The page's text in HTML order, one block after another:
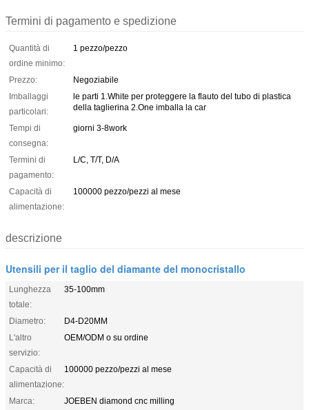
Termini di pagamento e spedizione
Quantità di
ordine minimo:
1 pezzo/pezzo
Prezzo:
Negoziabile
Imballaggi
particolari:
le parti 1.White per proteggere la flauto del tubo di plastica
della taglierina 2.One imballa la car
Tempi di
consegna:
giorni 3-8work
Termini di
pagamento:
L/C, T/T, D/A
Capacità di
alimentazione:
100000 pezzo/pezzi al mese
descrizione
Utensili per il taglio del diamante del monocristallo
Lunghezza
totale:
35-100mm
Diametro:
D4-D20MM
L'altro
servizio:
OEM/ODM o su ordine
Capacità di
alimentazione:
100000 pezzo/pezzi al mese
Marca:
JOEBEN diamond cnc milling